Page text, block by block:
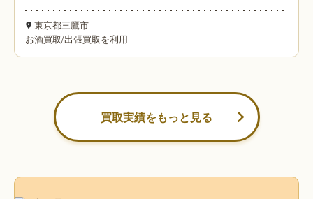
東京都三鷹市
お酒買取/出張買取を利用
買取実績をもっと見る